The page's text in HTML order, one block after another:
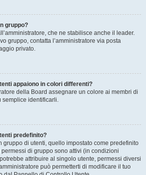
gruppo?
che ne stabilisce anche il leader.
gruppo, contatta l’amministratore via posta
privato.
appaiono in colori differenti?
della Board assegnare un colore ai membri di
semplice identificarli.
predefinito?
gruppo di utenti, quello impostato come predefinito
di gruppo sono attivi (in condizioni
attribuire al singolo utente, permessi diversi
può permetterti di modificare il tuo